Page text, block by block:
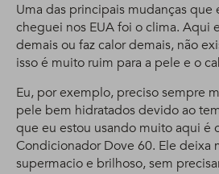
Uma das principais mudanças
cheguei nos EUA foi o clima. Aqui
demais ou faz calor demais, não
isso é muito ruim para a pele e o
Eu, por exemplo, preciso sempre
pele bem hidratados devido ao
que eu estou usando muito aqui é
Condicionador Dove 60. Ele deixa
supermacio e brilhoso, sem